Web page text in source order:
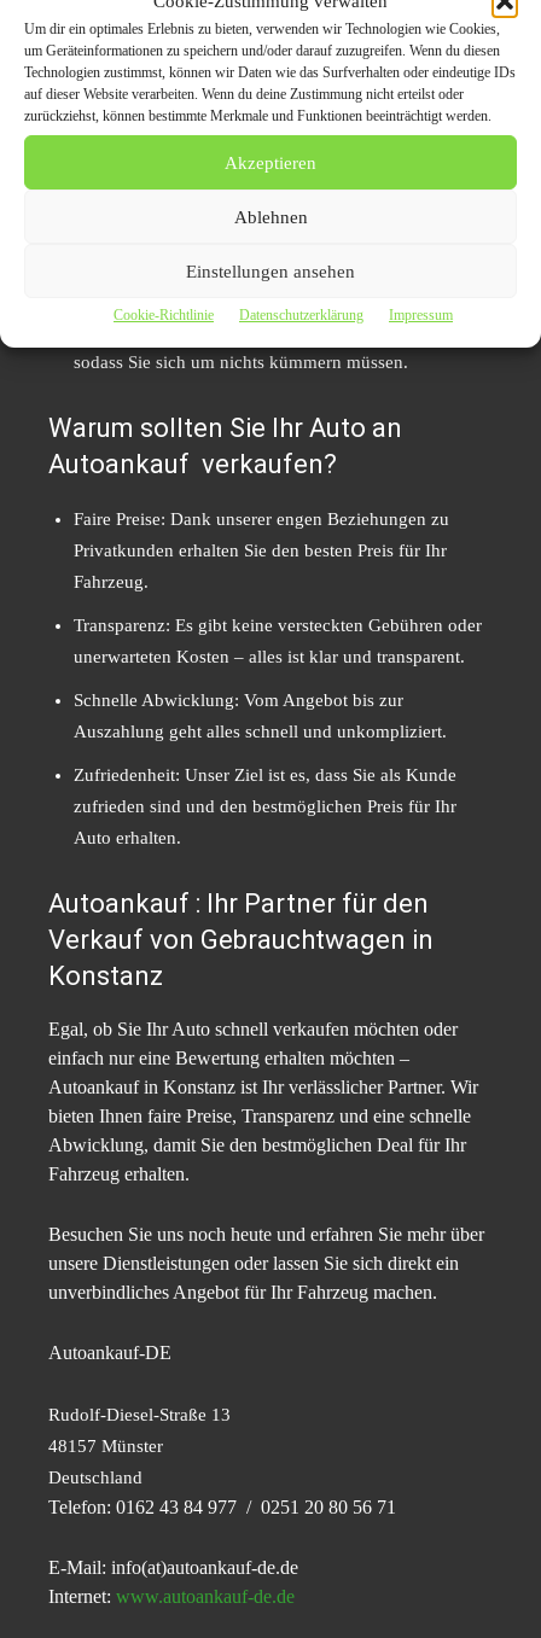
Um dir ein optimales Erlebnis zu bieten, verwenden wir Technologien wie Cookies,
um Geräteinformationen zu speichern und/oder darauf zuzugreifen. Wenn du diesen
Technologien zustimmst, können wir Daten wie das Surfverhalten oder eindeutige IDs
auf dieser Website verarbeiten. Wenn du deine Zustimmung nicht erteilst oder
zurückziehst, können bestimmte Merkmale und Funktionen beeinträchtigt werden.
Akzeptieren
Ablehnen
Einstellungen ansehen
Cookie-Richtlinie Datenschutzerklärung Impressum
Unverbindliches Angebot erhalten
Basierend auf der Bewertung erhalten Sie von uns ein
unverbindliches Angebot für den Verkauf Ihres Autos.
Wenn Ihnen das Angebot zusagt, können Sie es sofort
Verkauf und Auszahlung
Abmeldung des Fahrzeugs und der schnellen
sodass Sie sich um nichts kümmern müssen.
Warum sollten Sie Ihr Auto an
Autoankauf verkaufen?
Faire Preise: Dank unserer engen Beziehungen zu
Privatkunden erhalten Sie den besten Preis für Ihr
Fahrzeug.
Transparenz: Es gibt keine versteckten Gebühren oder
unerwarteten Kosten – alles ist klar und transparent.
Schnelle Abwicklung: Vom Angebot bis zur
Auszahlung geht alles schnell und unkompliziert.
Zufriedenheit: Unser Ziel ist es, dass Sie als Kunde
zufrieden sind und den bestmöglichen Preis für Ihr
Auto erhalten.
Autoankauf : Ihr Partner für den
Verkauf von Gebrauchtwagen in
Konstanz
Egal, ob Sie Ihr Auto schnell verkaufen möchten oder
einfach nur eine Bewertung erhalten möchten –
Autoankauf in Konstanz ist Ihr verlässlicher Partner. Wir
bieten Ihnen faire Preise, Transparenz und eine schnelle
Abwicklung, damit Sie den bestmöglichen Deal für Ihr
Fahrzeug erhalten.
Besuchen Sie uns noch heute und erfahren Sie mehr über
unsere Dienstleistungen oder lassen Sie sich direkt ein
unverbindliches Angebot für Ihr Fahrzeug machen.
Autoankauf-DE
Rudolf-Diesel-Straße 13
48157 Münster
Deutschland
Telefon: 0162 43 84 977 / 0251 20 80 56 71
E-Mail: info(at)autoankauf-de.de
Internet: www.autoankauf-de.de